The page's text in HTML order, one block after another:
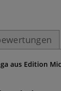
aus Edition